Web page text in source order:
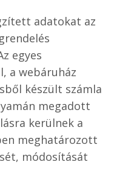
adatokat az
egyes
a webáruház
készült számla
megadott
kerülnek a
meghatározott
módosítását